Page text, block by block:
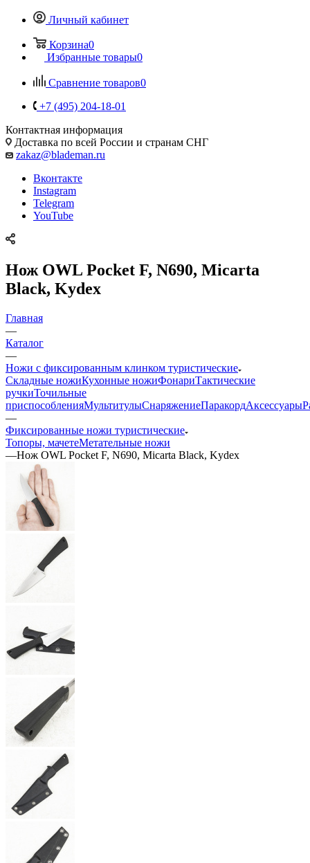
Личный кабинет
Корзина0
Избранные товары0
Сравнение товаров0
+7 (495) 204-18-01
Контактная информация
Доставка по всей России и странам СНГ
zakaz@blademan.ru
Вконтакте
Instagram
Telegram
YouTube
Нож OWL Pocket F, N690, Micarta
Black, Kydex
Главная
—
Каталог
—
Ножи с фиксированным клинком туристические
Складные ножиКухонные ножиФонариТактические
ручкиТочильные
приспособленияМультитулыСнаряжениеПаракордАксессуары
—
Фиксированные ножи туристические
Топоры, мачетеМетательные ножи
—Нож OWL Pocket F, N690, Micarta Black, Kydex